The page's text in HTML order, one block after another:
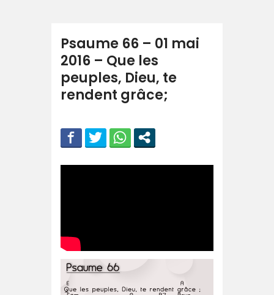
Nous aider
Psaume 66 – 01 mai
2016 – Que les
peuples, Dieu, te
rendent grâce;